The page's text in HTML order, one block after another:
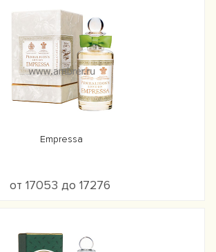
Empressa
от 17053 до 17276